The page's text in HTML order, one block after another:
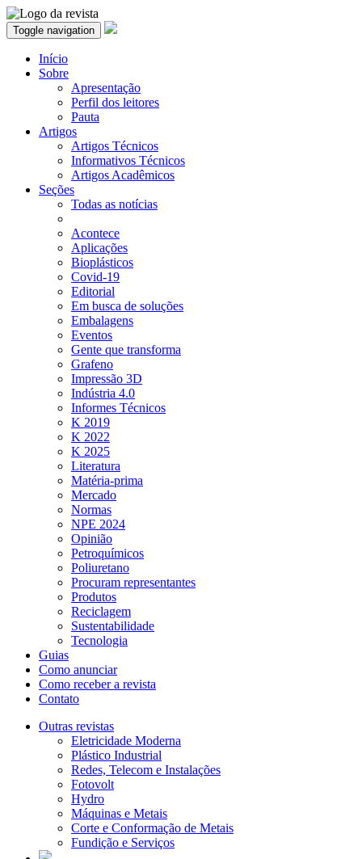
Toggle navigation
Início
Sobre
Apresentação
Perfil dos leitores
Pauta
Artigos
Artigos Técnicos
Informativos Técnicos
Artigos Acadêmicos
Seções
Todas as notícias
Acontece
Aplicações
Bioplásticos
Covid-19
Editorial
Em busca de soluções
Embalagens
Eventos
Gente que transforma
Grafeno
Impressão 3D
Indústria 4.0
Informes Técnicos
K 2019
K 2022
K 2025
Literatura
Matéria-prima
Mercado
Normas
NPE 2024
Opinião
Petroquímicos
Poliuretano
Procuram representantes
Produtos
Reciclagem
Sustentabilidade
Tecnologia
Guias
Como anunciar
Como receber a revista
Contato
Outras revistas
Eletricidade Moderna
Plástico Industrial
Redes, Telecom e Instalações
Fotovolt
Hydro
Máquinas e Metais
Corte e Conformação de Metais
Fundição e Serviços